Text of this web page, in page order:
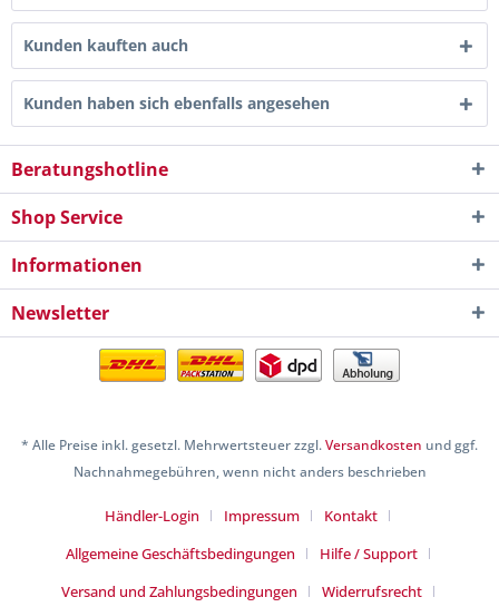
Kunden kauften auch
Kunden haben sich ebenfalls angesehen
Beratungshotline
Shop Service
Informationen
Newsletter
* Alle Preise inkl. gesetzl. Mehrwertsteuer zzgl.Versandkosten und ggf.
Nachnahmegebühren, wenn nicht anders beschrieben
Händler-Login Impressum
Kontakt
Allgemeine Geschäftsbedingungen
Hilfe / Support
Versand und Zahlungsbedingungen
Widerrufsrecht